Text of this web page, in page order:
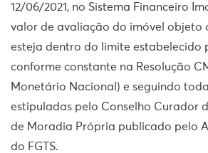
12/06/2021, no Sistema Financeiro
valor de avaliação do imóvel objeto
esteja dentro do limite estabelecido
conforme constante na Resolução
Monetário Nacional) e seguindo
estipuladas pelo Conselho Curador
de Moradia Própria publicado pelo
do FGTS.